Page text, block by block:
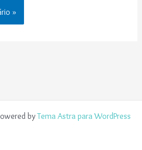
byTema Astra para WordPress